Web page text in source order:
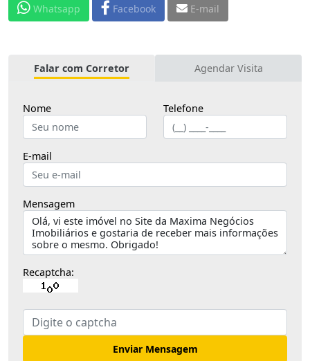
Whatsapp Facebook E-mail
Falar com Corretor Agendar Visita
Nome Telefone
E-mail
Mensagem
Recaptcha:
Enviar Mensagem